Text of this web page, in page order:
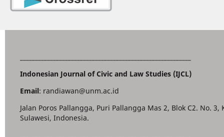
Indonesian Journal of Civic and Law Studies (IJCL)
Email: randiawan@unm.ac.id
Jalan Poros Pallangga, Puri Pallangga Mas 2, Blok C2. No.
Sulawesi, Indonesia.